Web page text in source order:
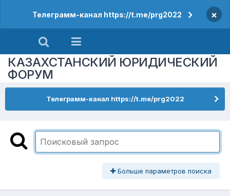
Телеграмм-канал https://t.me/prg2022 ×
КАЗАХСТАНСКИЙ ЮРИДИЧЕСКИЙ
ФОРУМ
Телеграмм-канал https://t.me/prg2022
Больше параметров поиска